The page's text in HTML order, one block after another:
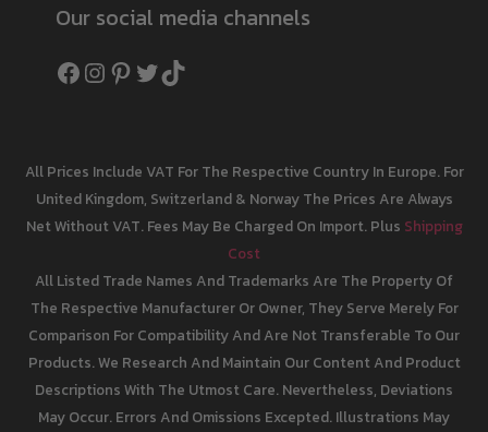
Our social media channels
Facebook
Instagram
Pinterest
Twitter
TikTok
All Prices Include VAT For The Respective Country In Europe. For
United Kingdom, Switzerland & Norway The Prices Are Always
Net Without VAT. Fees May Be Charged On Import. Plus Shipping
Cost
All Listed Trade Names And Trademarks Are The Property Of
The Respective Manufacturer Or Owner, They Serve Merely For
Comparison For Compatibility And Are Not Transferable To Our
Products. We Research And Maintain Our Content And Product
Descriptions With The Utmost Care. Nevertheless, Deviations
May Occur. Errors And Omissions Excepted. Illustrations May